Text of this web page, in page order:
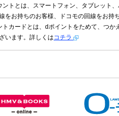
トとは、スマートフォン、タブレット
をお持ちのお客様、ドコモの回線をお持
カードとは、dポイントをためて、つか
います。詳しくはコチラ